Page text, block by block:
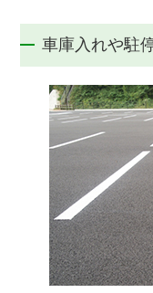
車庫入れや駐